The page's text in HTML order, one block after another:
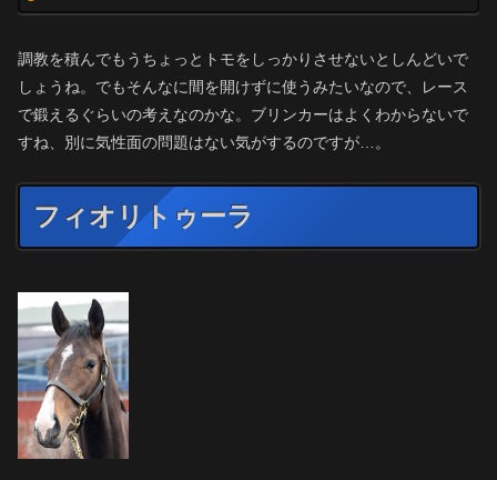
調教を積んでもうちょっとトモをしっかりさせないとしんどいで
しょうね。でもそんなに間を開けずに使うみたいなので、レース
で鍛えるぐらいの考えなのかな。ブリンカーはよくわからないで
すね、別に気性面の問題はない気がするのですが…。
フィオリトゥーラ